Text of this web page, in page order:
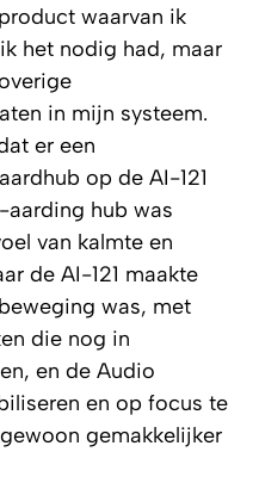
waarvan ik
het nodig had, maar
in mijn systeem.
er een
op de AI-121
aarding hub was
van kalmte en
de AI-121 maakte
was, met
die nog in
en de Audio
en op focus te
gemakkelijker